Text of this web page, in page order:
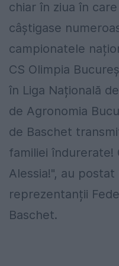
chiar în ziua în
câștigase
campionatele
CS Olimpia
în Liga Națională
de Agronomia
de Baschet
familiei îndurerate!
Alessia!", au
reprezentanții
Baschet.